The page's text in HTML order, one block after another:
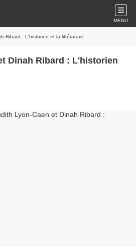
MENU
Ribard : L'historien et la littérature
Dinah Ribard : L'historien